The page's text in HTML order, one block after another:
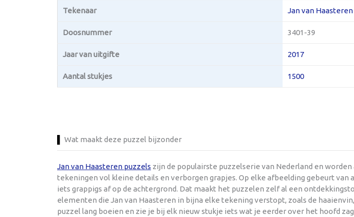
Tekenaar Jan van Haasteren
Doosnummer 3401-39
Jaar van uitgifte 2017
Aantal stukjes 1500
Wat maakt deze puzzel bijzonder
Jan van Haasteren puzzels zijn de populairste puzzelserie van Nederland en
tekeningen vol kleine details en verborgen grapjes. Op elke afbeelding gebeurt
iets grappigs af op de achtergrond. Dat maakt het puzzelen zelf al een
elementen die Jan van Haasteren in bijna elke tekening verstopt, zoals de
puzzel lang boeien en zie je bij elk nieuw stukje iets wat je eerder over het hoofd